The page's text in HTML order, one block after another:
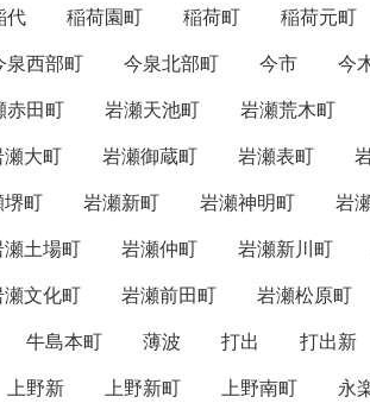
代 稲荷園町 稲荷町 稲荷元町
泉西部町 今泉北部町 今市 今
赤田町 岩瀬天池町 岩瀬荒木町
瀬大町 岩瀬御蔵町 岩瀬表町
町 岩瀬新町 岩瀬神明町
岩
瀬土場町 岩瀬仲町 岩瀬新川町
瀬文化町 岩瀬前田町 岩瀬松原町
牛島本町 薄波 打出 打出新
上野新 上野新町 上野南町 永